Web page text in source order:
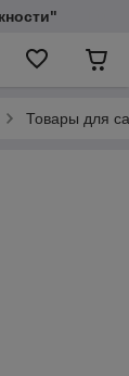
Товары для